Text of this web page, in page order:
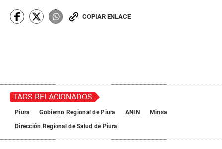
COPIAR ENLACE
TAGS RELACIONADOS
Piura Gobierno Regional de Piura ANIN
Minsa
Dirección Regional de Salud de Piura